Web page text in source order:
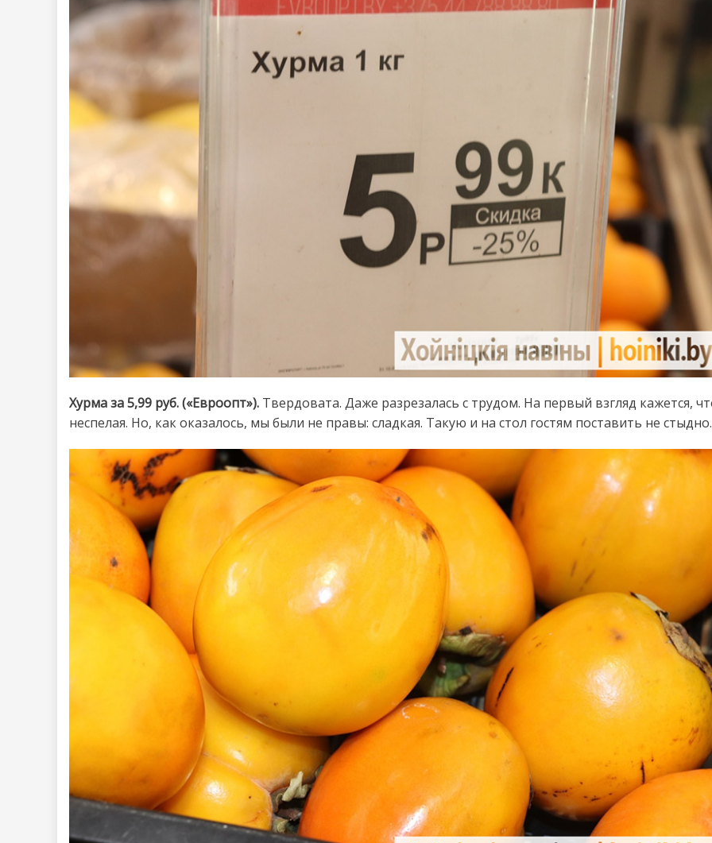
Хурма за 5,99 руб. («Евроопт»). Твердовата. Даже разрезалась с трудом. На первый взгляд кажется,
неспелая. Но, как оказалось, мы были не правы: сладкая. Такую и на стол гостям поставить не стыдно.